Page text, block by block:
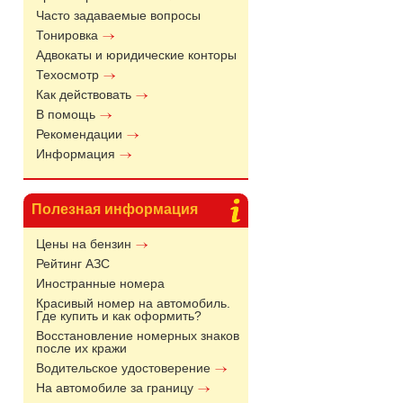
Часто задаваемые вопросы
Тонировка
Адвокаты и юридические конторы
Техосмотр
Как действовать
В помощь
Рекомендации
Информация
Полезная информация
Цены на бензин
Рейтинг АЗС
Иностранные номера
Красивый номер на автомобиль.
Где купить и как оформить?
Восстановление номерных знаков
после их кражи
Водительское удостоверение
На автомобиле за границу